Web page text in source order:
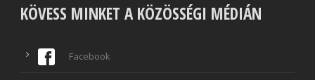
KÖVESS MINKET A KÖZÖSSÉGI MÉDIÁN
Facebook